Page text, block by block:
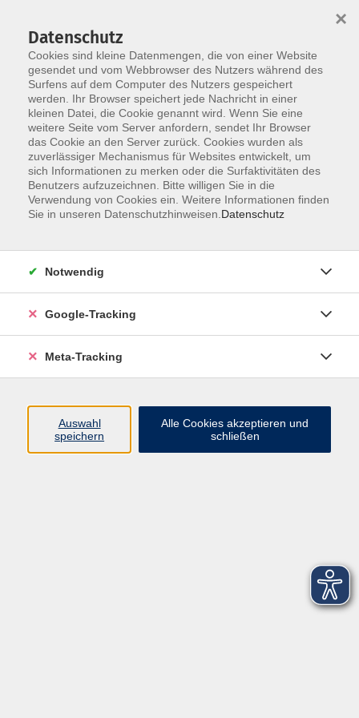
Skip to main content
Der Kurs konnte nicht gefunden werden.
Über uns
Datenschutz
Cookies sind kleine Datenmengen, die von einer Website
gesendet und vom Webbrowser des Nutzers während des
Surfens auf dem Computer des Nutzers gespeichert
werden. Ihr Browser speichert jede Nachricht in einer
kleinen Datei, die Cookie genannt wird. Wenn Sie eine
weitere Seite vom Server anfordern, sendet Ihr Browser
das Cookie an den Server zurück. Cookies wurden als
zuverlässiger Mechanismus für Websites entwickelt, um
sich Informationen zu merken oder die Surfaktivitäten des
Benutzers aufzuzeichnen. Bitte willigen Sie in die
Verwendung von Cookies ein. Weitere Informationen finden
Sie in unseren Datenschutzhinweisen. Datenschutz
×
Notwendig
Google-Tracking
Meta-Tracking
Auswahl
speichern
Alle Cookies akzeptieren und
schließen